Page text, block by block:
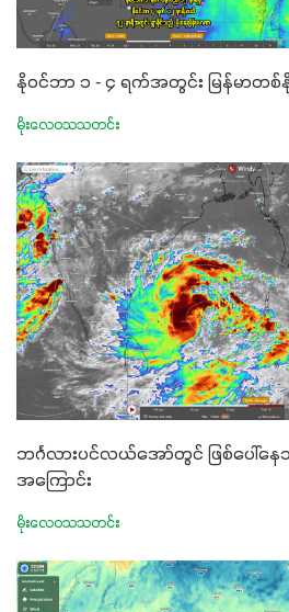
နိုဝင်ဘာ ၁ - ၄ ရက်အတွင်း မြန်မာတစ်နို
မိုးလေဝသသတင်း
ဘင်္ဂလားပင်လယ်အော်တွင် ဖြစ်ပေါ်
အကြောင်း
မိုးလေဝသသတင်း